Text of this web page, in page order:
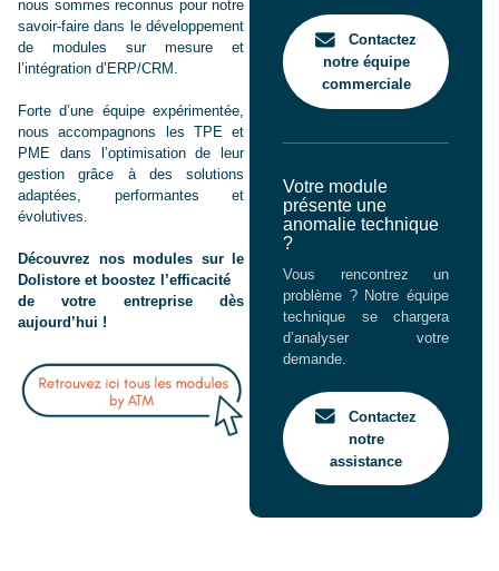
nous sommes reconnus pour notre
savoir-faire dans le développement
de modules sur mesure et
l’intégration d’ERP/CRM.
Forte d’une équipe expérimentée,
nous accompagnons les TPE et
PME dans l’optimisation de leur
gestion grâce à des solutions
adaptées, performantes et
évolutives.
Découvrez nos modules sur le
Dolistore et boostez l’efficacité
de votre entreprise dès
aujourd’hui !
Contactez
notre équipe
commerciale
Votre module
présente une
anomalie technique
?
Vous rencontrez un
problème ? Notre équipe
technique se chargera
d’analyser votre
demande.
Contactez
notre
assistance